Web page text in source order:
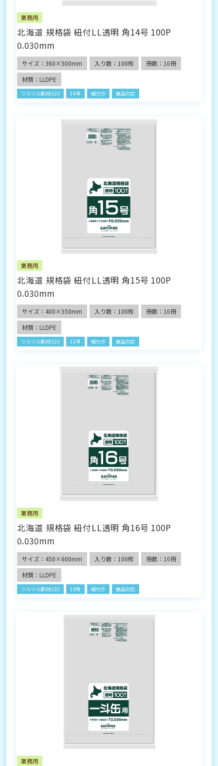
業務用
北海道 規格袋 紐付LL透明 角14号 100P
0.030mm
サイズ：360×500mm 入り数：100枚
冊数：10冊
材質：LLDPE
ツルツル素材(LD) 14号 紐付き 食品対応
業務用
北海道 規格袋 紐付LL透明 角15号 100P
0.030mm
サイズ：400×550mm 入り数：100枚
冊数：10冊
材質：LLDPE
ツルツル素材(LD) 15号 紐付き 食品対応
業務用
北海道 規格袋 紐付LL透明 角16号 100P
0.030mm
サイズ：450×600mm 入り数：100枚
冊数：10冊
材質：LLDPE
ツルツル素材(LD) 16号 紐付き 食品対応
業務用